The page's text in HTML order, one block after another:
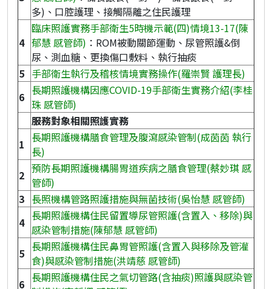
多)、口腔護理、接觸隔離之住民護理
4
臨床照護實務手部衛生5時機示範(四)情境13-17(陳
郁慧 感管師) ：ROM被動關節運動、尿管照護&倒
尿、測血糖、更換傷口敷料、執行抽痰
5 手部衛生執行及稽核情境實務操作(羅崇賢 護理長)
6 長期照護機構因應COVID-19手部衛生實務介紹(李桂
珠 感管師)
服務對象相關照護實務
1 長期照護機構膳食管理及腹瀉感染管制(成茵茵 執行
長)
2 預防長期照護機構腸胃道疾病之膳食管理(蔡妙琪 感
管師)
3 長照機構管路照護措施與無菌技術(吳怡慧 感管師)
4 長期照護機構住民留置導尿管照護(含置入、移除)與
感染管制措施(陳郁慧 感管師)
5 長期照護機構住民鼻胃管照護(含置入與移除及管灌
食)與感染管制措施(洪靖慈 感管師)
6 長期照護機構住民之氣切管路(含抽痰)照護與感染管